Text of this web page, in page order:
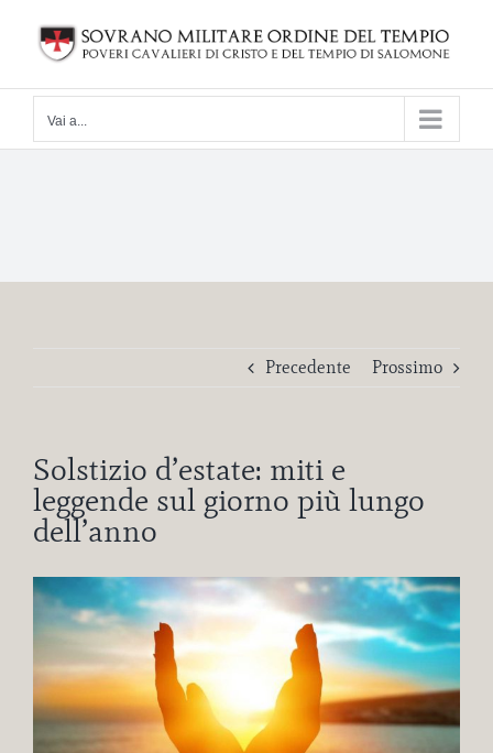
contenuto
Vai a...
Precedente Prossimo
Solstizio d’estate: miti e
leggende sul giorno più lungo
dell’anno
Ingrandisci
immagine